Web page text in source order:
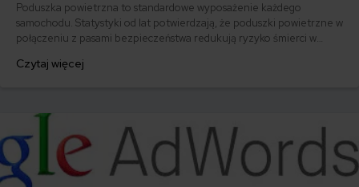
Poduszka powietrzna to standardowe wyposażenie każdego
samochodu. Statystyki od lat potwierdzają, że poduszki powietrzne w
połączeniu z pasami bezpieczeństwa redukują ryzyko śmierci w
prawidłowo. Jak to sprawdzić?
Czytaj więcej